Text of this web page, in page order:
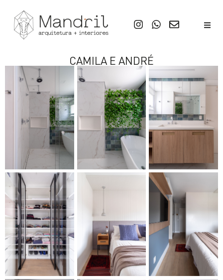
CAMILA E ANDRÉ